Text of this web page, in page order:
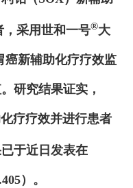
采用世和一号®大
癌新辅助化疗疗效监
研究结果证实，
疗疗效并进行患者
于近日发表在
）。